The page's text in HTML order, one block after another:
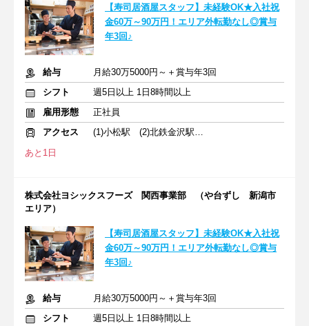
【寿司居酒屋スタッフ】未経験OK★入社祝
金60万～90万円！エリア外転勤なし◎賞与
年3回♪
給与
月給30万5000円～＋賞与年3回
シフト
週5日以上 1日8時間以上
雇用形態
正社員
アクセス
(1)小松駅 (2)北鉄金沢駅 (3)新潟駅
あと1日
株式会社ヨシックスフーズ 関西事業部 （や台ずし 新潟市
エリア）
【寿司居酒屋スタッフ】未経験OK★入社祝
金60万～90万円！エリア外転勤なし◎賞与
年3回♪
給与
月給30万5000円～＋賞与年3回
シフト
週5日以上 1日8時間以上